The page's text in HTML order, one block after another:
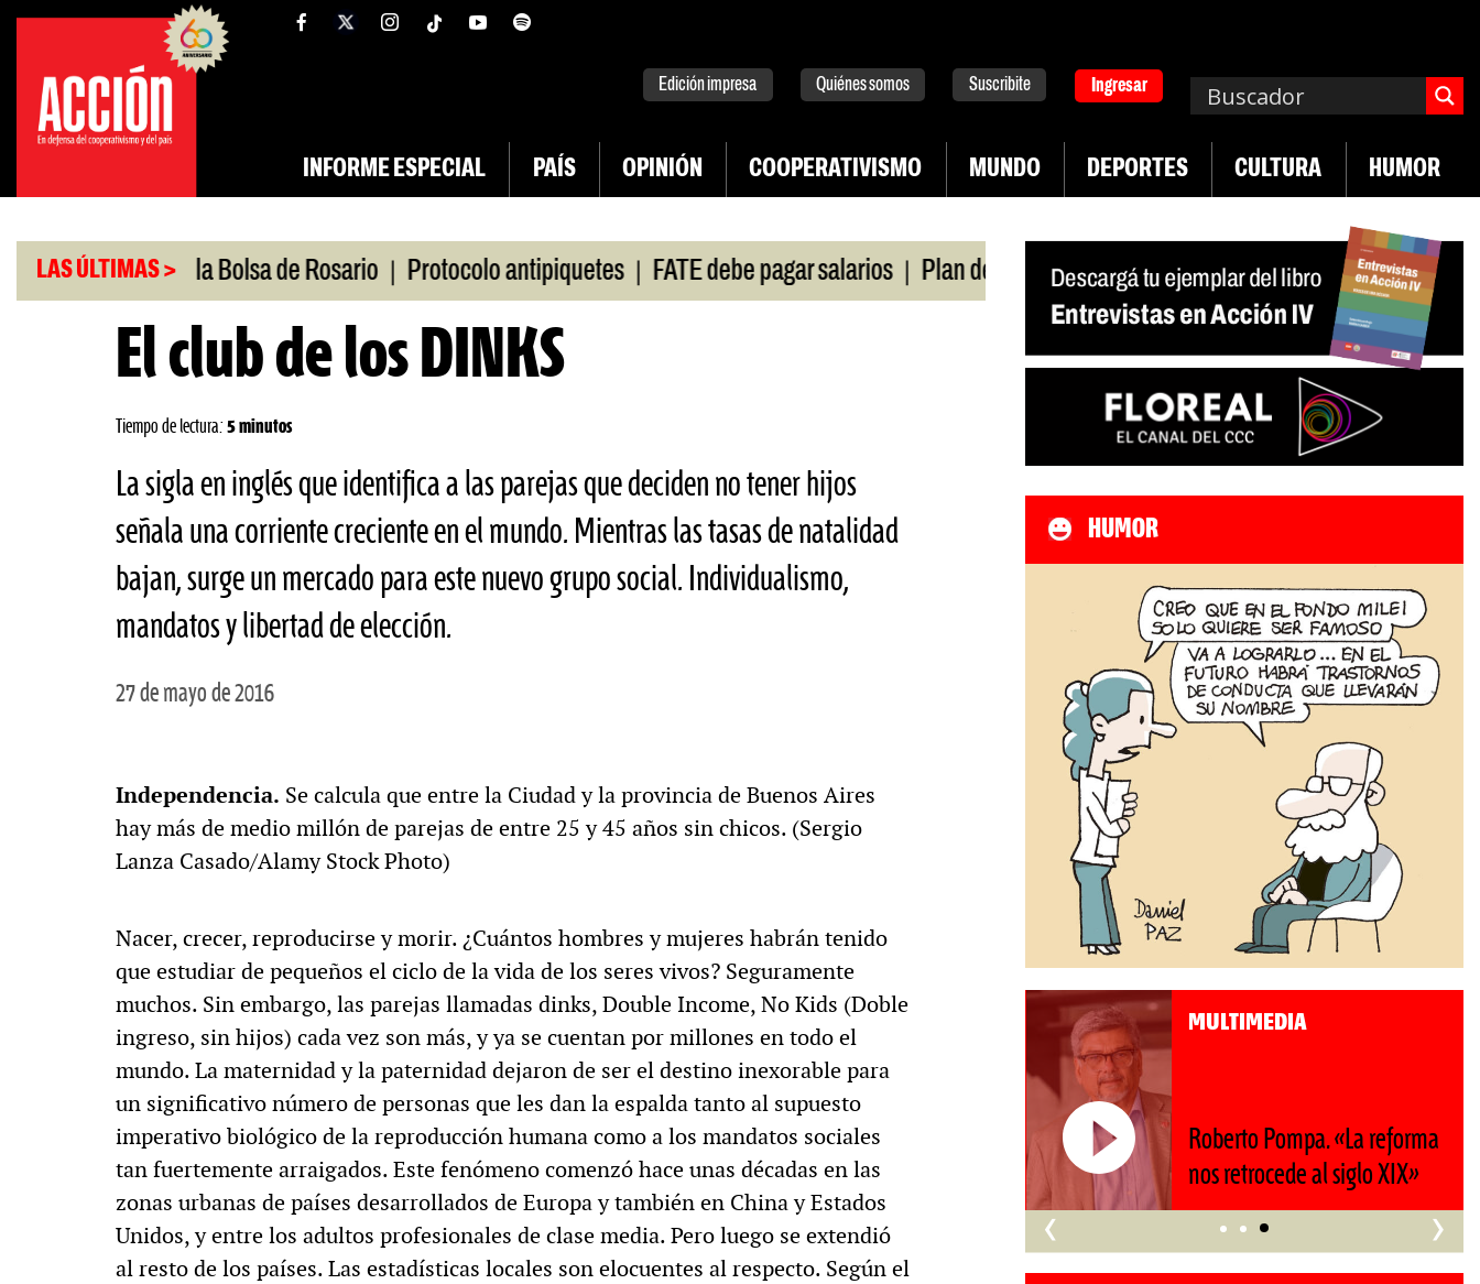
Saltar
contenido
facebooktwitterinstagram
Edición impresa Quiénes somos Suscribite Ingresar
INFORME ESPECIAL PAÍS OPINIÓN COOPERATIVISMO MUNDO DEPORTES CULTURA HUMOR
LAS ÚLTIMAS >
Caputo en la Bolsa de Rosario | Protocolo antipiquetes | FATE debe pagar salarios | Plan de lucha de UTEP | Exportaciones del agro | Crece
El club de los DINKS
Tiempo de lectura: 5 minutos
La sigla en inglés que identifica a las parejas que deciden no tener hijos
señala una corriente creciente en el mundo. Mientras las tasas de natalidad
bajan, surge un mercado para este nuevo grupo social. Individualismo,
mandatos y libertad de elección.
27 de mayo de 2016
Independencia. Se calcula que entre la Ciudad y la provincia de Buenos Aires
hay más de medio millón de parejas de entre 25 y 45 años sin chicos. (Sergio
Lanza Casado/Alamy Stock Photo)
Nacer, crecer, reproducirse y morir. ¿Cuántos hombres y mujeres habrán tenido
que estudiar de pequeños el ciclo de la vida de los seres vivos? Seguramente
muchos. Sin embargo, las parejas llamadas dinks, Double Income, No Kids (Doble
ingreso, sin hijos) cada vez son más, y ya se cuentan por millones en todo el
mundo. La maternidad y la paternidad dejaron de ser el destino inexorable para
un significativo número de personas que les dan la espalda tanto al supuesto
imperativo biológico de la reproducción humana como a los mandatos sociales
tan fuertemente arraigados. Este fenómeno comenzó hace unas décadas en las
zonas urbanas de países desarrollados de Europa y también en China y Estados
Unidos, y entre los adultos profesionales de clase media. Pero luego se extendió
al resto de los países. Las estadísticas locales son elocuentes al respecto. Según el
HUMOR
«La reforma
MULTIMEDIA
60º aniversario de Acción.
Periodismo con historia
MULTIMEDIA
Rocambole. Imágenes
paganas
MULTIMEDIA
Roberto Pompa. «La reforma
nos retrocede al siglo XIX»
‹ ›